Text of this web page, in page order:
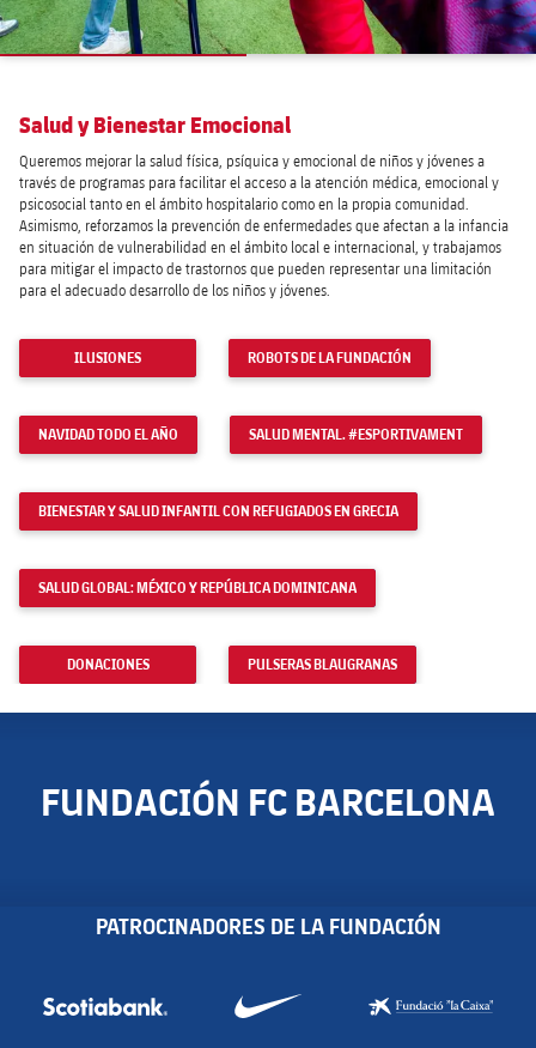
Salud y Bienestar Emocional
Queremos mejorar la salud física, psíquica y emocional de niños y jóvenes a
través de programas para facilitar el acceso a la atención médica, emocional y
psicosocial tanto en el ámbito hospitalario como en la propia comunidad.
Asimismo, reforzamos la prevención de enfermedades que afectan a la infancia
en situación de vulnerabilidad en el ámbito local e internacional, y trabajamos
para mitigar el impacto de trastornos que pueden representar una limitación
para el adecuado desarrollo de los niños y jóvenes.
ILUSIONES ROBOTS DE LA FUNDACIÓN
NAVIDAD TODO EL AÑO SALUD MENTAL. #ESPORTIVAMENT
BIENESTAR Y SALUD INFANTIL CON REFUGIADOS EN GRECIA
SALUD GLOBAL: MÉXICO Y REPÚBLICA DOMINICANA
DONACIONES PULSERAS BLAUGRANAS
FUNDACIÓN FC BARCELONA
PATROCINADORES DE LA FUNDACIÓN